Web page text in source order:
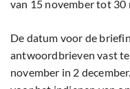
van 15 november tot 30
De datum voor de
antwoordbrieven vast
november in 2